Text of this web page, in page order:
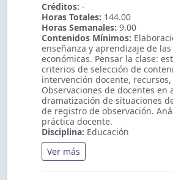
Créditos: -
Horas Totales: 144.00
Horas Semanales: 9.00
Contenidos Mínimos:
enseñanza y aprendizaje de las
económicas. Pensar la clase:
criterios de selección de
intervención docente,
Observaciones de docentes en
dramatización de situaciones
de registro de observación.
práctica docente.
Disciplina: Educación
Ver más